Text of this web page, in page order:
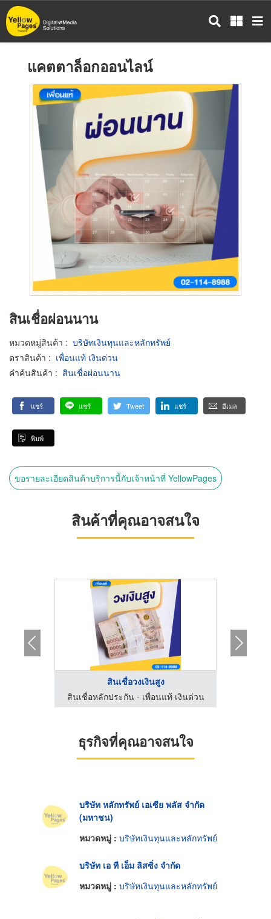
ข้าม
ไป
แคตตาล็อกออนไลน์
สินเชื่อผ่อนนาน
หมวดหมู่สินค้า : บริษัทเงินทุนและหลักทรัพย์
ตราสินค้า : เพื่อนแท้ เงินด่วน
คำค้นสินค้า : สินเชื่อผ่อนนาน
แชร์ แชร์ Tweet แชร์ อีเมล
พิมพ์
ขอรายละเอียดสินค้าบริการนี้กับเจ้าหน้าที่ YellowPages
สินค้าที่คุณอาจสนใจ
สินเชื่อวงเงินสูง
สินเชื่อหลักประกัน - เพื่อนแท้ เงินด่วน
ธุรกิจที่คุณอาจสนใจ
บริษัท หลักทรัพย์ เอเซีย พลัส จำกัด
(มหาชน)
หมวดหมู่ : บริษัทเงินทุนและหลักทรัพย์
บริษัท เอ ที เอ็ม ลิสซิ่ง จำกัด
หมวดหมู่ : บริษัทเงินทุนและหลักทรัพย์